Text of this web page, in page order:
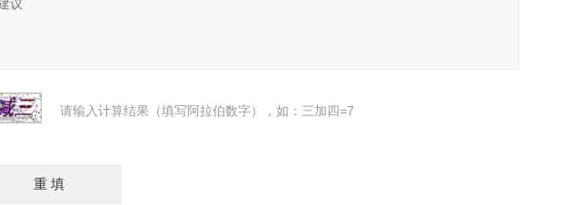
请输入计算结果（填写阿拉伯数字），如：三加四=7